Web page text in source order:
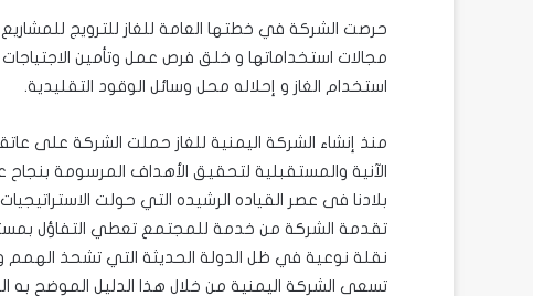
حرصت الشركة في خطتها العامة للغاز للترويج للمشاريع
مجالات استخداماتها و خلق فرص عمل وتأمين
استخدام الغاز و إحلاله محل وسائل الوقود التقليدية.
منذ إنشاء الشركة اليمنية للغاز حملت الشركة على
الآنية والمستقبلية لتحقيق الأهداف المرسومة
بلادنا فى عصر القياده الرشيده التي حولت
تقدمة الشركة من خدمة للمجتمع تعطي التفاؤل
نقلة نوعية في ظل الدولة الحديثة التي تشحذ
تسعى الشركة اليمنية من خلال هذا الدليل الموضح به